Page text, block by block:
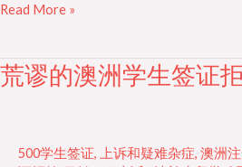
Read More »
荒谬的澳洲学生签证
500学生签证, 上诉和疑难杂症, 澳洲
荒